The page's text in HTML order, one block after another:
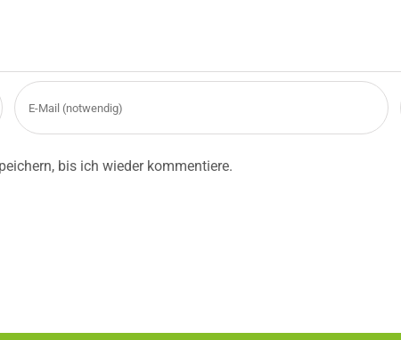
bis ich wieder kommentiere.